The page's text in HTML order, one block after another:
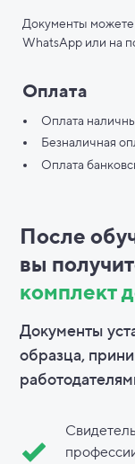
Документы можете
WhatsApp или на
Оплата
Оплата
Безналичная
Оплата
После
вы
комплект
Документы
образца,